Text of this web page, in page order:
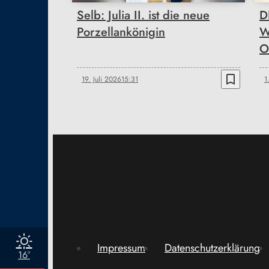
16°
Selb: Julia II. ist die neue
Porzellankönigin
19. Juli 202615:31 bookmark_border
Impressum Datenschutzerklärung